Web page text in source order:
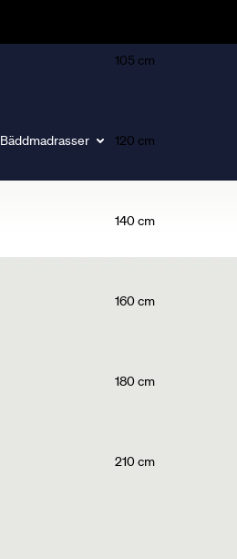
Bäddmadrasser
105 cm
120 cm
140 cm
160 cm
180 cm
210 cm